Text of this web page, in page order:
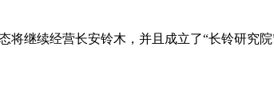
继续经营长安铃木，并且成立了“长铃研究